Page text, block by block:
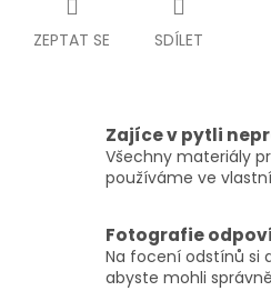
ZEPTAT SE SDÍLET
Zajíce v pytli
Všechny materiály
používáme ve
Fotografie
Na focení odstínů si
abyste mohli